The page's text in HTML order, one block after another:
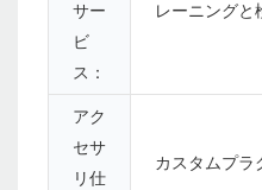
サー
ビ
ス：
レーニングと
アク
セサ
リ仕
カスタムプラ